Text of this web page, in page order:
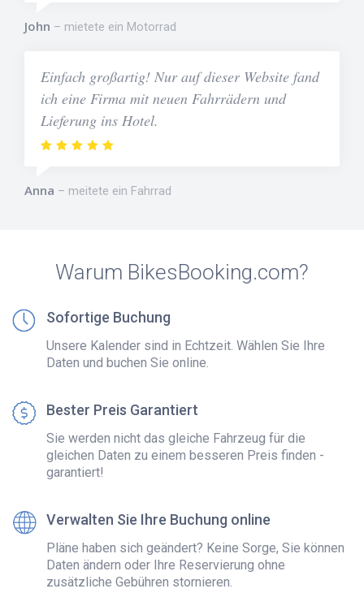
John mietete ein Motorrad
Einfach großartig! Nur auf dieser Website fand
ich eine Firma mit neuen Fahrrädern und
Lieferung ins Hotel.
Anna meitete ein Fahrrad
Warum BikesBooking.com?
Sofortige Buchung
Unsere Kalender sind in Echtzeit. Wählen Sie Ihre
Daten und buchen Sie online.
Bester Preis Garantiert
Sie werden nicht das gleiche Fahrzeug für die
gleichen Daten zu einem besseren Preis finden -
garantiert!
Verwalten Sie Ihre Buchung online
Pläne haben sich geändert? Keine Sorge, Sie können
Daten ändern oder Ihre Reservierung ohne
zusätzliche Gebühren stornieren.